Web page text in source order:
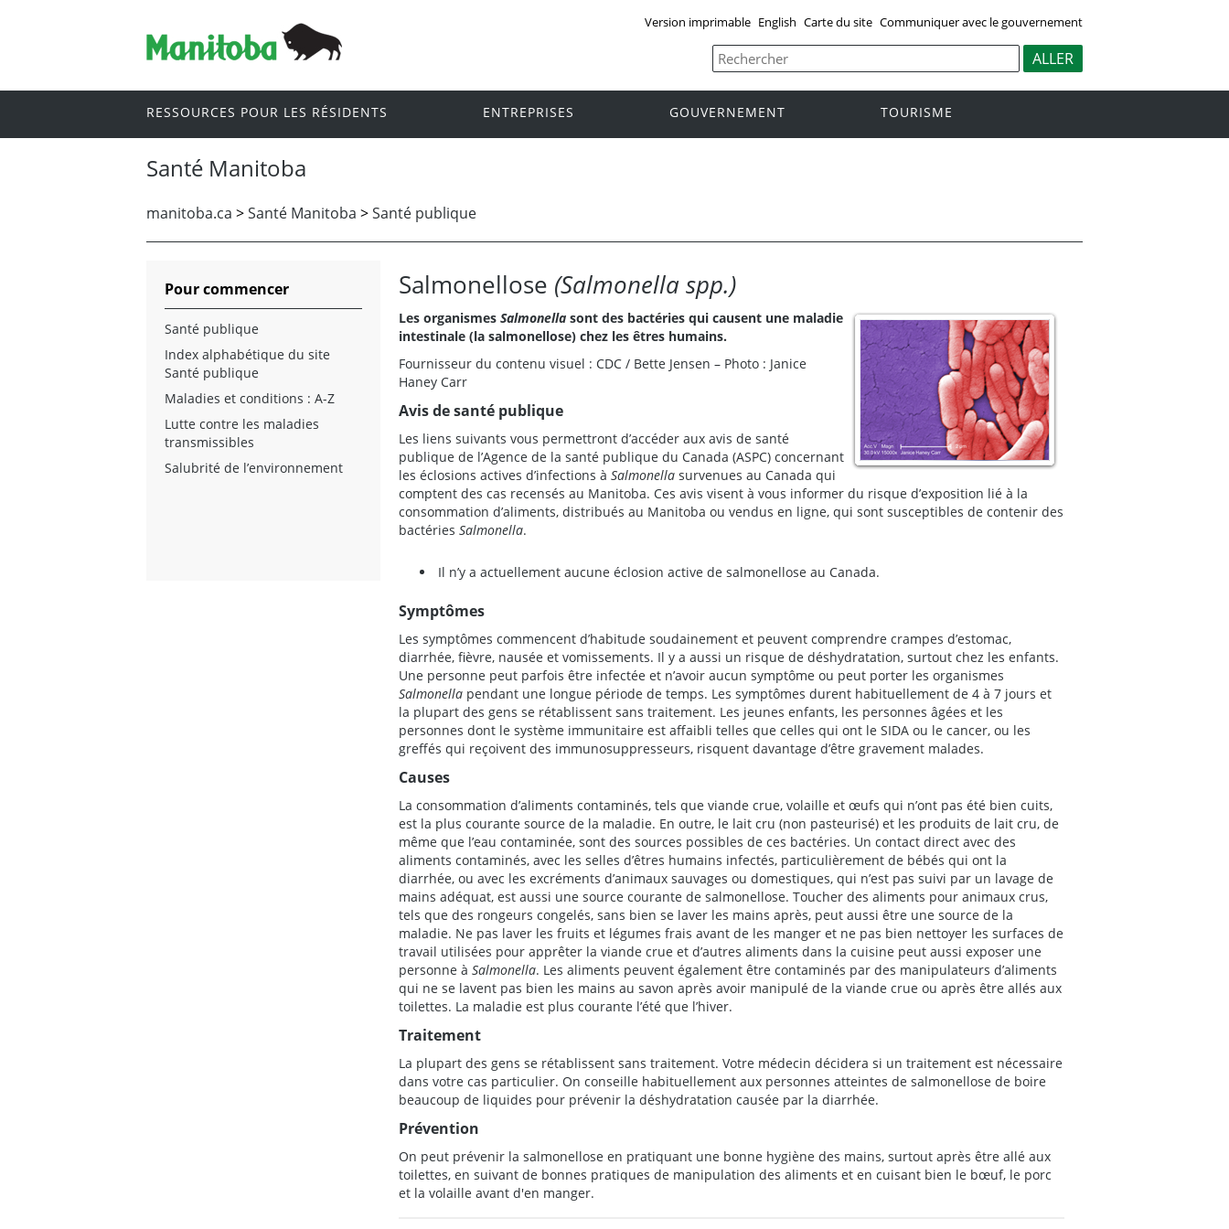
Version imprimable English Carte du site Communiquer avec le gouvernement
RESSOURCES POUR LES RÉSIDENTS ENTREPRISES GOUVERNEMENT TOURISME
Santé Manitoba
manitoba.ca >Santé Manitoba >Santé publique
Salmonellose (Salmonella spp.)
Les organismes Salmonella sont des bactéries qui causent une maladie
intestinale (la salmonellose) chez les êtres humains.
Fournisseur du contenu visuel : CDC / Bette Jensen – Photo : Janice
Haney Carr
Avis de santé publique
Les liens suivants vous permettront d’accéder aux avis de santé
publique de l’Agence de la santé publique du Canada (ASPC) concernant
les éclosions actives d’infections à Salmonella survenues au Canada qui
comptent des cas recensés au Manitoba. Ces avis visent à vous informer du risque d’exposition lié à la
consommation d’aliments, distribués au Manitoba ou vendus en ligne, qui sont susceptibles de contenir des
bactéries Salmonella.
Il n’y a actuellement aucune éclosion active de salmonellose au Canada.
Symptômes
Les symptômes commencent d’habitude soudainement et peuvent comprendre crampes d’estomac,
diarrhée, fièvre, nausée et vomissements. Il y a aussi un risque de déshydratation, surtout chez les enfants.
Une personne peut parfois être infectée et n’avoir aucun symptôme ou peut porter les organismes
Salmonella pendant une longue période de temps. Les symptômes durent habituellement de 4 à 7 jours et
la plupart des gens se rétablissent sans traitement. Les jeunes enfants, les personnes âgées et les
personnes dont le système immunitaire est affaibli telles que celles qui ont le SIDA ou le cancer, ou les
greffés qui reçoivent des immunosuppresseurs, risquent davantage d’être gravement malades.
Causes
La consommation d’aliments contaminés, tels que viande crue, volaille et œufs qui n’ont pas été bien cuits,
est la plus courante source de la maladie. En outre, le lait cru (non pasteurisé) et les produits de lait cru, de
même que l’eau contaminée, sont des sources possibles de ces bactéries. Un contact direct avec des
aliments contaminés, avec les selles d’êtres humains infectés, particulièrement de bébés qui ont la
diarrhée, ou avec les excréments d’animaux sauvages ou domestiques, qui n’est pas suivi par un lavage de
mains adéquat, est aussi une source courante de salmonellose. Toucher des aliments pour animaux crus,
tels que des rongeurs congelés, sans bien se laver les mains après, peut aussi être une source de la
maladie. Ne pas laver les fruits et légumes frais avant de les manger et ne pas bien nettoyer les surfaces de
travail utilisées pour apprêter la viande crue et d’autres aliments dans la cuisine peut aussi exposer une
personne à Salmonella. Les aliments peuvent également être contaminés par des manipulateurs d’aliments
qui ne se lavent pas bien les mains au savon après avoir manipulé de la viande crue ou après être allés aux
toilettes. La maladie est plus courante l’été que l’hiver.
Traitement
La plupart des gens se rétablissent sans traitement. Votre médecin décidera si un traitement est nécessaire
dans votre cas particulier. On conseille habituellement aux personnes atteintes de salmonellose de boire
beaucoup de liquides pour prévenir la déshydratation causée par la diarrhée.
Prévention
On peut prévenir la salmonellose en pratiquant une bonne hygiène des mains, surtout après être allé aux
toilettes, en suivant de bonnes pratiques de manipulation des aliments et en cuisant bien le bœuf, le porc
et la volaille avant d'en manger.
Pour commencer
Santé publique
Index alphabétique du site
Santé publique
Maladies et conditions : A-Z
Lutte contre les maladies
transmissibles
Salubrité de l’environnement